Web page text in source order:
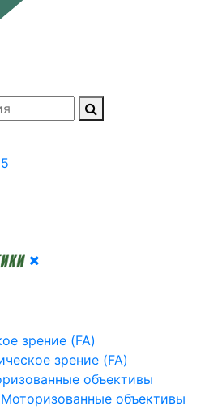
зрение (FA)
зрение (FA)
объективы
Моторизованные объективы